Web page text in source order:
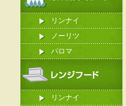
リンナイ
ノーリツ
パロマ
リンナイ